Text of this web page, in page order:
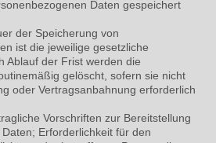
Daten gespeichert
der Speicherung von
ist die jeweilige gesetzliche
Ablauf der Frist werden die
gelöscht, sofern sie nicht
oder Vertragsanbahnung erforderlich
Vorschriften zur Bereitstellung
Erforderlichkeit für den